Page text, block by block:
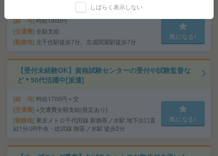
給 与 時給1900円
交通費 全額支給
勤務地 北千住駅徒歩7分、京成関屋駅徒歩7分
気になる!
【受付未経験OK】資格試験センターの受付や試験監督な
ど＊50代活躍中[派遣]
給 与 時給1700円＋交
交通費 ※交通費全額支給(規定あり)
勤務地 東京メトロ千代田線 新御茶ノ水駅 地下出口直
結1分/JR中央・総武線 御茶ノ水駅 徒歩2分
気になる!
しばらく表示しない